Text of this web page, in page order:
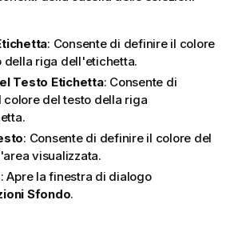
: Consente di definire il colore
della riga dell'etichetta.
Testo Etichetta: Consente di
colore del testo della riga
: Consente di definire il colore del
visualizzata.
: Apre la finestra di dialogo
Sfondo.